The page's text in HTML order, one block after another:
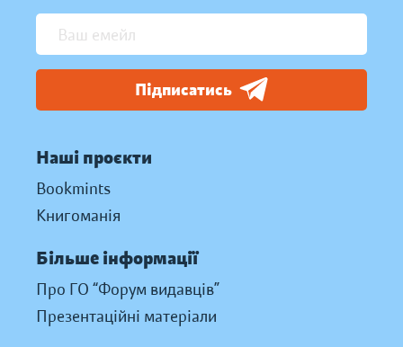
Підписатись
Наші проєкти
Bookmints
Книгоманія
Більше інформації
Про ГО “Форум видавців”
Презентаційні матеріали